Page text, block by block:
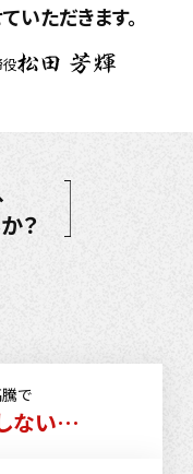
いただきます。
？
で
ない…